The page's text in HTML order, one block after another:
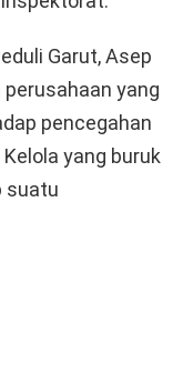
Garut, Asep
yang
pencegahan
yang buruk
suatu